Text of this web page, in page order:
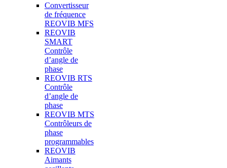
Convertisseur
de fréquence
REOVIB MFS
REOVIB
SMART
Contrôle
d’angle de
phase
REOVIB RTS
Contrôle
d’angle de
phase
REOVIB MTS
Contrôleurs de
phase
programmables
REOVIB
Aimants